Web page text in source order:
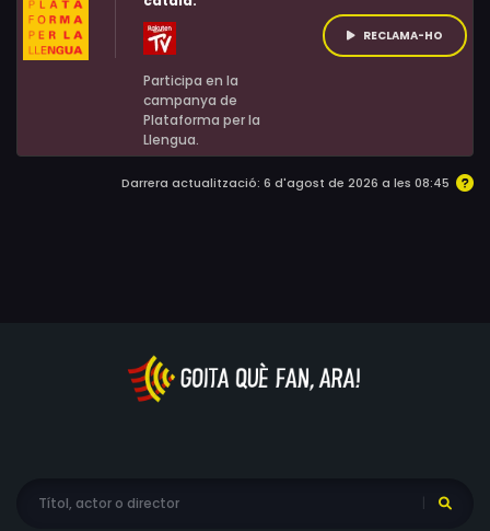
Marvin Chatinover
Participa en la
campanya de
Plataforma per la
Llengua.
RECLAMA-HO
Darrera actualització: 6 d'agost de 2026 a les 08:45